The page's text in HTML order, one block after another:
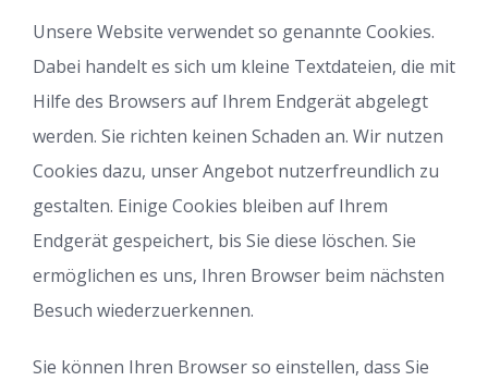
Unsere Website verwendet so genannte Cookies.
Dabei handelt es sich um kleine Textdateien, die mit
Hilfe des Browsers auf Ihrem Endgerät abgelegt
werden. Sie richten keinen Schaden an. Wir nutzen
Cookies dazu, unser Angebot nutzerfreundlich zu
gestalten. Einige Cookies bleiben auf Ihrem
Endgerät gespeichert, bis Sie diese löschen. Sie
ermöglichen es uns, Ihren Browser beim nächsten
Besuch wiederzuerkennen.
Sie können Ihren Browser so einstellen, dass Sie